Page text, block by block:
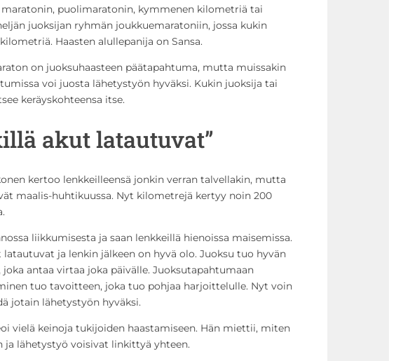
puolimaratonin, kymmenen kilometriä tai
juoksijan ryhmän joukkuemaratoniin, jossa kukin
kilometriä. Haasten alullepanija on Sansa.
on juoksuhaasteen päätapahtuma, mutta muissakin
voi juosta lähetystyön hyväksi. Kukin juoksija tai
keräyskohteensa itse.
akut latautuvat”
kertoo lenkkeilleensä jonkin verran talvellakin, mutta
maalis-huhtikuussa. Nyt kilometrejä kertyy noin 200
liikkumisesta ja saan lenkkeillä hienoissa maisemissa.
latautuvat ja lenkin jälkeen on hyvä olo. Juoksu tuo hyvän
joka antaa virtaa joka päivälle. Juoksutapahtumaan
tuo tavoitteen, joka tuo pohjaa harjoittelulle. Nyt voin
jotain lähetystyön hyväksi.
vielä keinoja tukijoiden haastamiseen. Hän miettii, miten
ja lähetystyö voisivat linkittyä yhteen.